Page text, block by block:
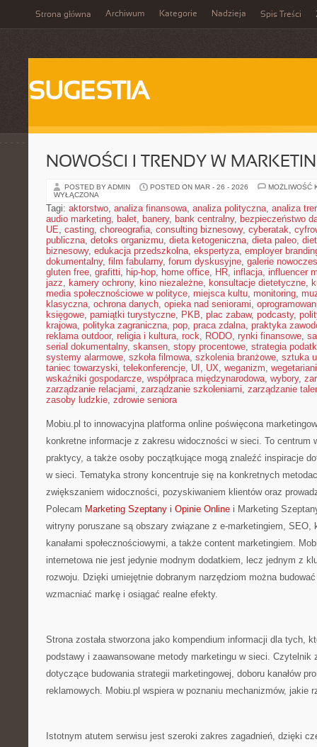
Strona główna Archiwum Kategorie Nadzieja Spis Treści
SUGESTIA
NOWOŚCI I TRENDY W
POSTED BY ADMIN POSTED ON MAR - 26 - 2026
MOŻLIWOŚĆ
WYŁĄCZONA
Tagi: aktorstwo, analiza finansowa, analiza polityczna, analiza
audio marketing, balet, banery, bank centralny, bezpieczeństwo
UE, casting, choreografia, consulting biznesowy, cyberatak,
publiczna, detoks organizmu, dieta ketogeniczna, dieta paleo,
biznesowy, edukacja przedszkolna, ekspertyza, employer
dokumentalny, film fabularny, forum dyskusyjne, galerie
gluten free, grafitti, hip-hop, home office, HR, inflacja, influencer
jazz, kamery ochrony, kino niezależne, konsultacje dietetyczne,
media społecznościowe w polityce, miejsca kultu, monitoring,
klasyczna, ochrona danych, opieka nad seniorami,
księgowe, pamiątki turystyczne, PKB, plac zabaw, podcasty,
krajowa, polityka zagraniczna, pop, praca zdalna, praktyka
reklama outdoor, religia i kultura, rock, RODO, rynki finansowe,
serial dokumentalny, skansen, stopy procentowe, strategia
systemy alarmowe, szkoła filmowa, szkolenia branżowe, sztuka
taniec towarzyski, telekonferencje, UI , UX, weganizm,
wskaźniki gospodarcze, współpraca międzynarodowa, wybory,
zarządzanie relacjami, zarządzanie szkoleniami, zarządzanie
zasoby ludzkie, zdrowie seniora
Mobiu.pl to innowacyjna platforma online poświęcona
konkretne informacje z zakresu widoczności w sieci. To centrum
praktycy, a także osoby początkujące mogą znaleźć inspiracje
w sieci. Tematyka strony koncentruje się na konkretnych
zwiększaniem widoczności, pozyskiwaniem klientów oraz
Polecam Marketing Szeptany i Opinie Online i Marketing
witryny poruszane są obszary związane z e-marketingiem, SEO,
kanałami społecznościowymi, a także content marketingiem.
internetowa nie jest jedynie modnym dodatkiem, lecz jednym z
rozwoju. Dzięki umiejętnie dobranym narzędziom można
wzmacniać markę i osiągać realne efekty.
Strona została stworzona jako kompendium informacji dla tych,
podstawy i zaawansowane metody marketingu w sieci. Czytelnik
dotyczące budowania strategii marketingowej, doboru kanałów
reklamowych. Mobiu.pl wspiera w poznaniu mechanizmów, jakie
Istotnym atutem serwisu jest szeroki zakres zagadnień, dzięki